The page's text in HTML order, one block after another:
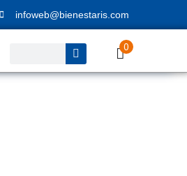
infoweb@bienestaris.com
0